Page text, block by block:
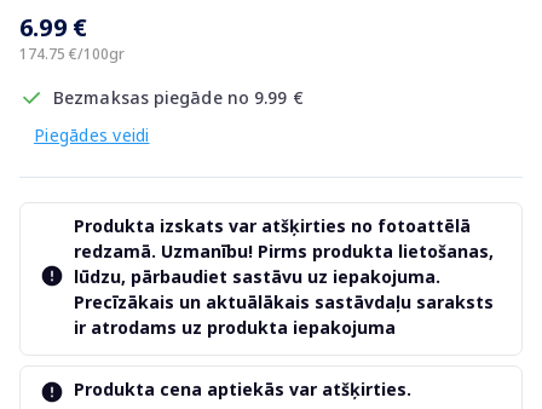
6.99 €
174.75 €/100gr
Bezmaksas piegāde no 9.99 €
Piegādes veidi
Produkta izskats var atšķirties no fotoattēlā
redzamā. Uzmanību! Pirms produkta lietošanas,
lūdzu, pārbaudiet sastāvu uz iepakojuma.
Precīzākais un aktuālākais sastāvdaļu saraksts
ir atrodams uz produkta iepakojuma
Produkta cena aptiekās var atšķirties.